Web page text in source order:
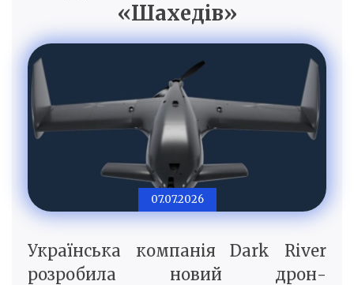
«Шахедів»
07.07.2026
Українська компанія Dark River
розробила новий дрон-